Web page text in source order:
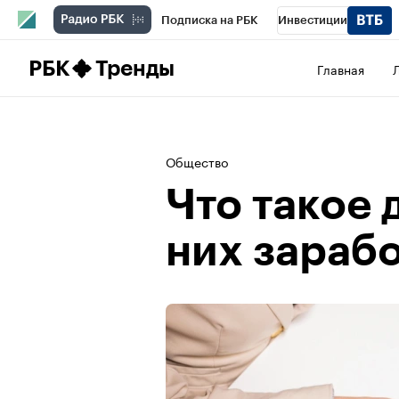
Подписка на РБК Инвестиции
РБК Тренды Главная
Общество
Что такое
них